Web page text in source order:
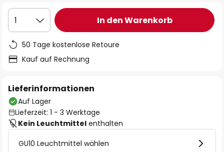
1 In den Warenkorb
50 Tage kostenlose Retoure
Kauf auf Rechnung
Lieferinformationen
Auf Lager
Lieferzeit: 1 - 3 Werktage
Kein Leuchtmittel enthalten
GU10 Leuchtmittel wählen